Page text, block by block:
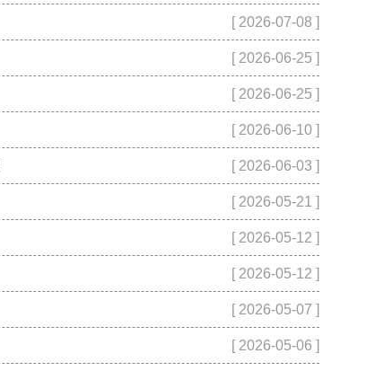
[ 2026-07-08 ]
[ 2026-06-25 ]
[ 2026-06-25 ]
[ 2026-06-10 ]
[ 2026-06-03 ]
[ 2026-05-21 ]
[ 2026-05-12 ]
[ 2026-05-12 ]
[ 2026-05-07 ]
[ 2026-05-06 ]